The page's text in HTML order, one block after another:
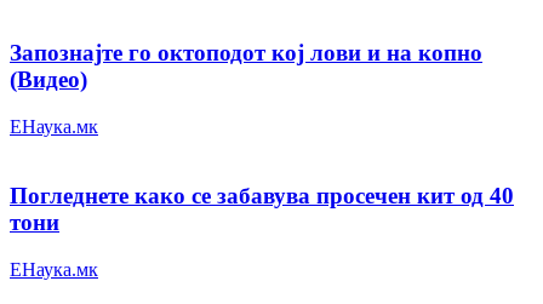
Запознајте го октоподот кој лови и на копно
(Видео)
ЕНаука.мк
Погледнете како се забавува просечен кит од 40
тони
ЕНаука.мк